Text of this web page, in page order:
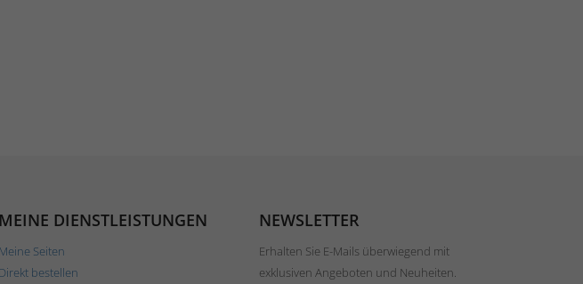
MEINE DIENSTLEISTUNGEN
Meine Seiten
Direkt bestellen
NEWSLETTER
Erhalten Sie E-Mails überwiegend mit
exklusiven Angeboten und Neuheiten.